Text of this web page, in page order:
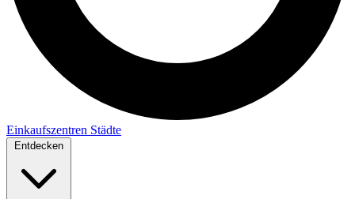
Einkaufszentren Städte
Entdecken